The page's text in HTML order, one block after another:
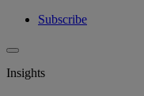
Subscribe
Insights